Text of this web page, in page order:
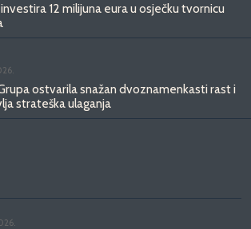
12 milijuna eura u osječku tvornicu
ostvarila snažan dvoznamenkasti rast i
strateška ulaganja